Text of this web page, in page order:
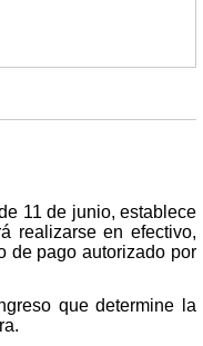
11 de junio, establece
realizarse en efectivo,
de pago autorizado por
que determine la